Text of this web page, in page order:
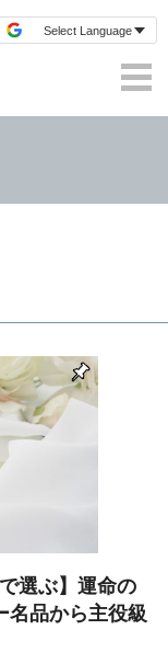
選ぶ】運命の
品から主役級